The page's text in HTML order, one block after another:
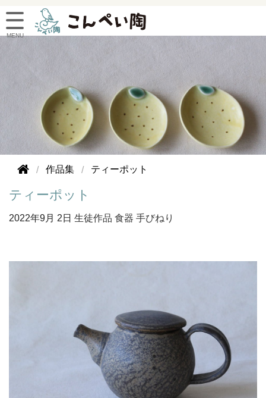
作品集 ティーポット
ティーポット
2022年9月 2日 生徒作品 食器 手びねり